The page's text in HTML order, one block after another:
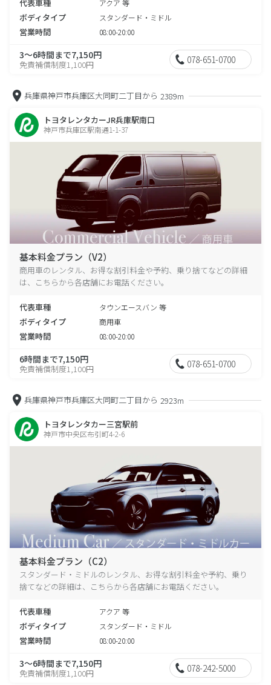
代表車種 アクア 等
ボディタイプ スタンダード・ミドル
営業時間 08:00-20:00
3～6時間まで7,150円
免責補償制度1,100円 078-651-0700
兵庫県神戸市兵庫区大同町二丁目から 2389m
トヨタレンタカーJR兵庫駅南口
神戸市兵庫区駅南通1-1-37
基本料金プラン（V2）
商用車のレンタル、お得な割引料金や予約、乗り捨てなどの詳細
は、こちらから各店舗にお電話ください。
代表車種 タウンエースバン 等
ボディタイプ 商用車
営業時間 08:00-20:00
6時間まで7,150円
免責補償制度1,100円 078-651-0700
兵庫県神戸市兵庫区大同町二丁目から 2923m
トヨタレンタカー三宮駅前
神戸市中央区布引町4-2-6
基本料金プラン（C2）
スタンダード・ミドルのレンタル、お得な割引料金や予約、乗り
捨てなどの詳細は、こちらから各店舗にお電話ください。
代表車種 アクア 等
ボディタイプ スタンダード・ミドル
営業時間 08:00-20:00
3～6時間まで7,150円
免責補償制度1,100円 078-242-5000